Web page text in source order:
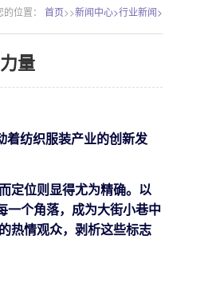
的位置： 首页>>新闻中心>行业新闻>
量
着纺织服装产业的创新发
定位则显得尤为精确。以
一个角落，成为大街小巷中
热情观众，剥析这些标志